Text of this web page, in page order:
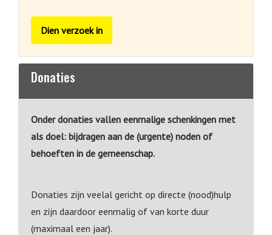
Dien verzoek in
Donaties
Onder donaties vallen eenmalige schenkingen met
als doel: bijdragen aan de (urgente) noden of
behoeften in de gemeenschap.
Donaties zijn veelal gericht op directe (nood)hulp
en zijn daardoor eenmalig of van korte duur
(maximaal een jaar).